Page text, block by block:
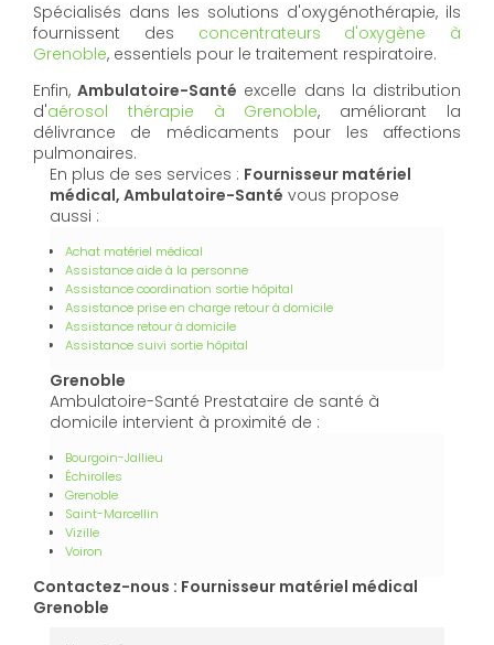
Spécialisés dans les solutions d'oxygénothérapie, ils
fournissent des concentrateurs d'oxygène à
Grenoble, essentiels pour le traitement respiratoire.
Enfin,Ambulatoire-Santé excelle dans la distribution
d'aérosol thérapie à Grenoble, améliorant la
délivrance de médicaments pour les affections
pulmonaires.
En plus de ses services : Fournisseur matériel
médical, Ambulatoire-Santé vous propose
aussi :
Achat matériel médical
Assistance aide à la personne
Assistance coordination sortie hôpital
Assistance prise en charge retour à domicile
Assistance retour à domicile
Assistance suivi sortie hôpital
Grenoble
Ambulatoire-Santé Prestataire de santé à
domicile intervient à proximité de :
Bourgoin-Jallieu
Échirolles
Grenoble
Saint-Marcellin
Vizille
Voiron
Contactez-nous : Fournisseur matériel médical
Grenoble